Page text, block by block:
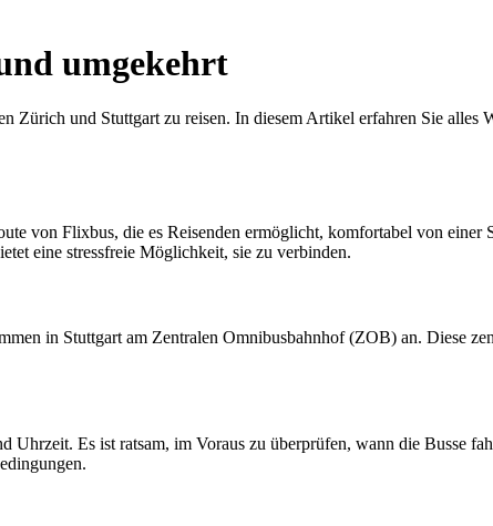
umgekehrt
und Stuttgart zu reisen. In diesem Artikel erfahren Sie alles
von Flixbus, die es Reisenden ermöglicht, komfortabel von einer
eine stressfreie Möglichkeit, sie zu verbinden.
in Stuttgart am Zentralen Omnibusbahnhof (ZOB) an. Diese
Es ist ratsam, im Voraus zu überprüfen, wann die Busse